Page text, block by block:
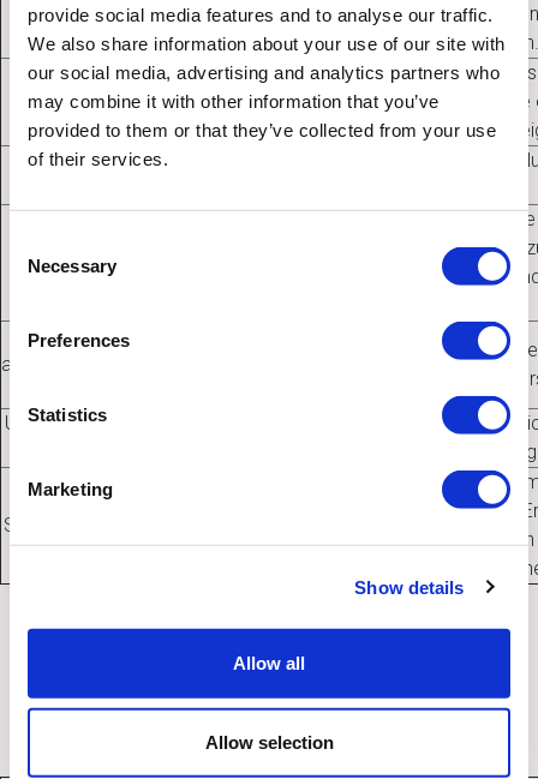
provide social media features and to analyse our traffic.
We also share information about your use of our site with
our social media, advertising and analytics partners who
may combine it with other information that you’ve
provided to them or that they’ve collected from your use
of their services.
Selection
Necessary
Preferences
Statistics
Marketing
Show details
Allow all
Allow selection
passende Land auszuwählen und die Verkaufs-
dieser Region anzuzeigen.
Mobil
Wenn der Benutzer die Website über ein
Cookie gesendet, das zeigt, dass die
Flash-Website (d.h. das Gerät ist für Flash
Referenz-
Die Referenz-Website wird gespeichert, um die
Besuch und
Datum des letzten Besuchs, Aktivität und
gespeichert, um den Benutzern Aktualisierungen
Ihrem letzten Besuchsdatum“ zu ermöglichen
Zuletzt
angesehenes
Datu und Titel des zuletzt angesehenen Videos
Nutzerpräferenzen besser zu
Unmittelbare
Unmittelbare Cookies werden verwendet, um
Audio- und Videokontext
Seitenverlauf
Seitenverlaufs-Cookies werden verwendet,
Websites zu ermitteln, die der User besucht hat.
seines Website-Besuchs eine Warnung,
Protokolldatei zur Fehlererkennung und -
Cookies werden für Marktforschungsanalysen und
Produktentwicklungen durch die Überwachung von Social
Media-Nutzern verwendet.